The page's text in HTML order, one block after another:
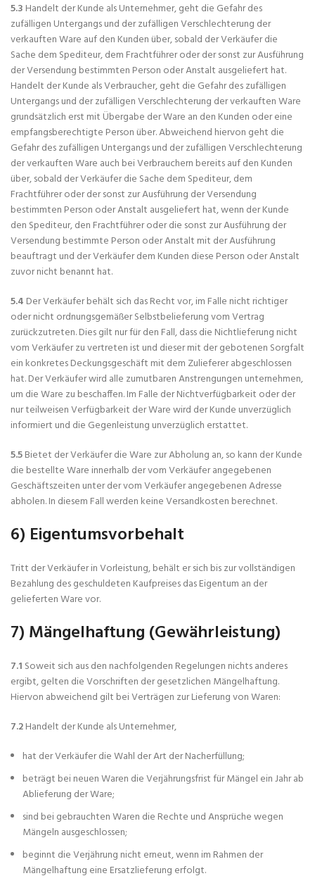
5.3 Handelt der Kunde als Unternehmer, geht die Gefahr des
zufälligen Untergangs und der zufälligen Verschlechterung der
verkauften Ware auf den Kunden über, sobald der Verkäufer die
Sache dem Spediteur, dem Frachtführer oder der sonst zur Ausführung
der Versendung bestimmten Person oder Anstalt ausgeliefert hat.
Handelt der Kunde als Verbraucher, geht die Gefahr des zufälligen
Untergangs und der zufälligen Verschlechterung der verkauften Ware
grundsätzlich erst mit Übergabe der Ware an den Kunden oder eine
empfangsberechtigte Person über. Abweichend hiervon geht die
Gefahr des zufälligen Untergangs und der zufälligen Verschlechterung
der verkauften Ware auch bei Verbrauchern bereits auf den Kunden
über, sobald der Verkäufer die Sache dem Spediteur, dem
Frachtführer oder der sonst zur Ausführung der Versendung
bestimmten Person oder Anstalt ausgeliefert hat, wenn der Kunde
den Spediteur, den Frachtführer oder die sonst zur Ausführung der
Versendung bestimmte Person oder Anstalt mit der Ausführung
beauftragt und der Verkäufer dem Kunden diese Person oder Anstalt
zuvor nicht benannt hat.
5.4 Der Verkäufer behält sich das Recht vor, im Falle nicht richtiger
oder nicht ordnungsgemäßer Selbstbelieferung vom Vertrag
zurückzutreten. Dies gilt nur für den Fall, dass die Nichtlieferung nicht
vom Verkäufer zu vertreten ist und dieser mit der gebotenen Sorgfalt
ein konkretes Deckungsgeschäft mit dem Zulieferer abgeschlossen
hat. Der Verkäufer wird alle zumutbaren Anstrengungen unternehmen,
um die Ware zu beschaffen. Im Falle der Nichtverfügbarkeit oder der
nur teilweisen Verfügbarkeit der Ware wird der Kunde unverzüglich
informiert und die Gegenleistung unverzüglich erstattet.
5.5Bietet der Verkäufer die Ware zur Abholung an, so kann der Kunde
die bestellte Ware innerhalb der vom Verkäufer angegebenen
Geschäftszeiten unter der vom Verkäufer angegebenen Adresse
abholen. In diesem Fall werden keine Versandkosten berechnet.
6) Eigentumsvorbehalt
Tritt der Verkäufer in Vorleistung, behält er sich bis zur vollständigen
Bezahlung des geschuldeten Kaufpreises das Eigentum an der
gelieferten Ware vor.
7) Mängelhaftung (Gewährleistung)
7.1 Soweit sich aus den nachfolgenden Regelungen nichts anderes
ergibt, gelten die Vorschriften der gesetzlichen Mängelhaftung.
Hiervon abweichend gilt bei Verträgen zur Lieferung von Waren:
7.2Handelt der Kunde als Unternehmer,
hat der Verkäufer die Wahl der Art der Nacherfüllung;
beträgt bei neuen Waren die Verjährungsfrist für Mängel ein Jahr ab
Ablieferung der Ware;
sind bei gebrauchten Waren die Rechte und Ansprüche wegen
Mängeln ausgeschlossen;
beginnt die Verjährung nicht erneut, wenn im Rahmen der
Mängelhaftung eine Ersatzlieferung erfolgt.